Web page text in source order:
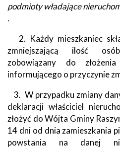
podmioty władające
.
2. Każdy mieszkaniec
zmniejszającą ilość
zobowiązany do
informującego o przyczynie
3. W przypadku zmiany
deklaracji właściciel
złożyć do Wójta Gminy
14 dni od dnia zamieszkania
powstania na danej